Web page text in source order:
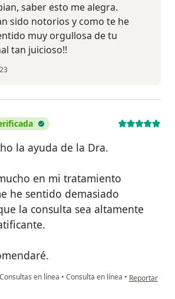
saber esto me alegra.
sido notorios y como te he
muy orgullosa de tu
tan juicioso!!
la ayuda de la Dra.
en mi tratamiento
he sentido demasiado
la consulta sea altamente
Consultas en línea • Consulta en línea • en opinión
Reportar